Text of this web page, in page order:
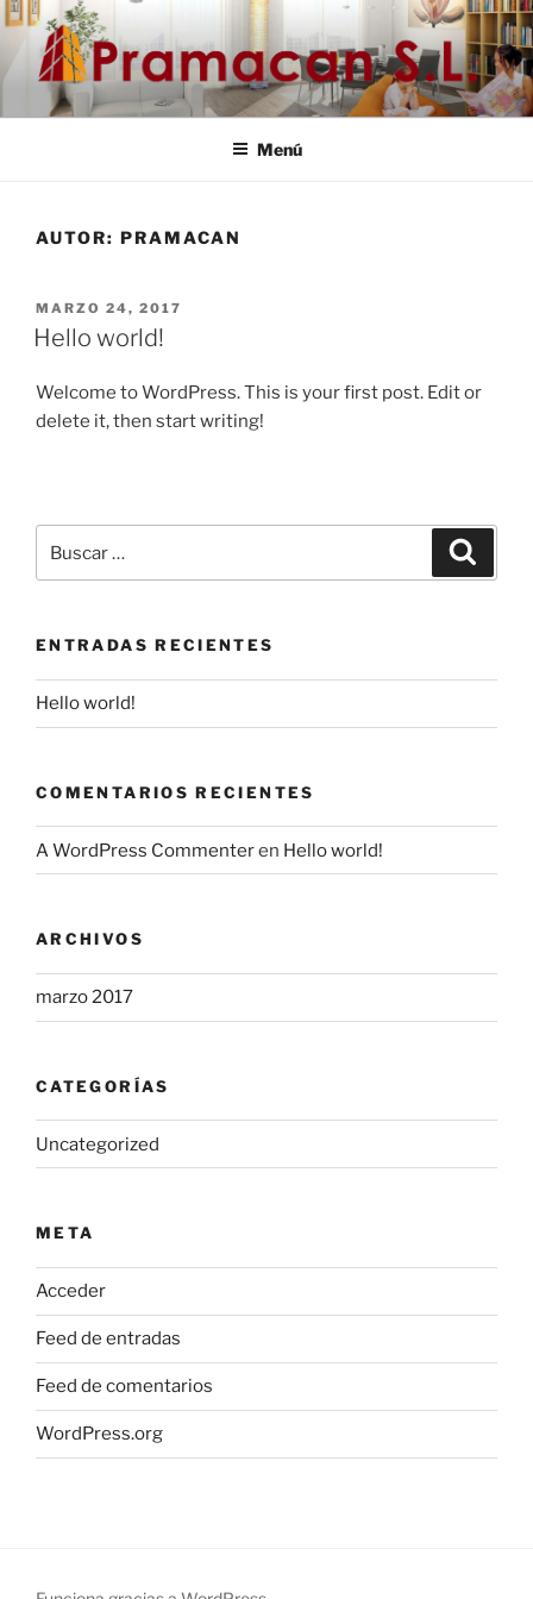
Saltar
contenido
Menú
AUTOR: PRAMACAN
PUBLICADO
EL
MARZO 24, 2017
Hello world!
Welcome to WordPress. This is your first post. Edit or
delete it, then start writing!
por:
ENTRADAS RECIENTES
Hello world!
COMENTARIOS RECIENTES
A WordPress Commenteren Hello world!
ARCHIVOS
marzo 2017
CATEGORÍAS
Uncategorized
META
Acceder
Feed de entradas
Feed de comentarios
WordPress.org